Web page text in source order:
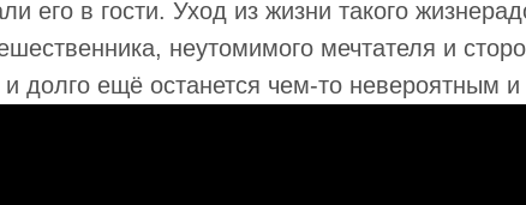
его в гости. Уход из жизни такого
неутомимого мечтателя и
и долго ещё останется чем-то невероятным